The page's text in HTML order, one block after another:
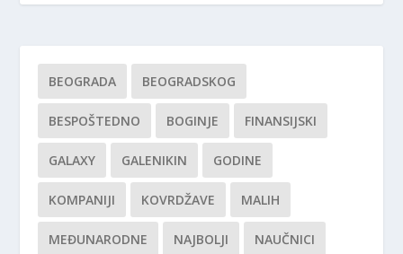
BEOGRADA BEOGRADSKOG
BESPOŠTEDNO BOGINJE FINANSIJSKI
GALAXY GALENIKIN GODINE
KOMPANIJI KOVRDŽAVE MALIH
MEĐUNARODNE NAJBOLJI NAUČNICI